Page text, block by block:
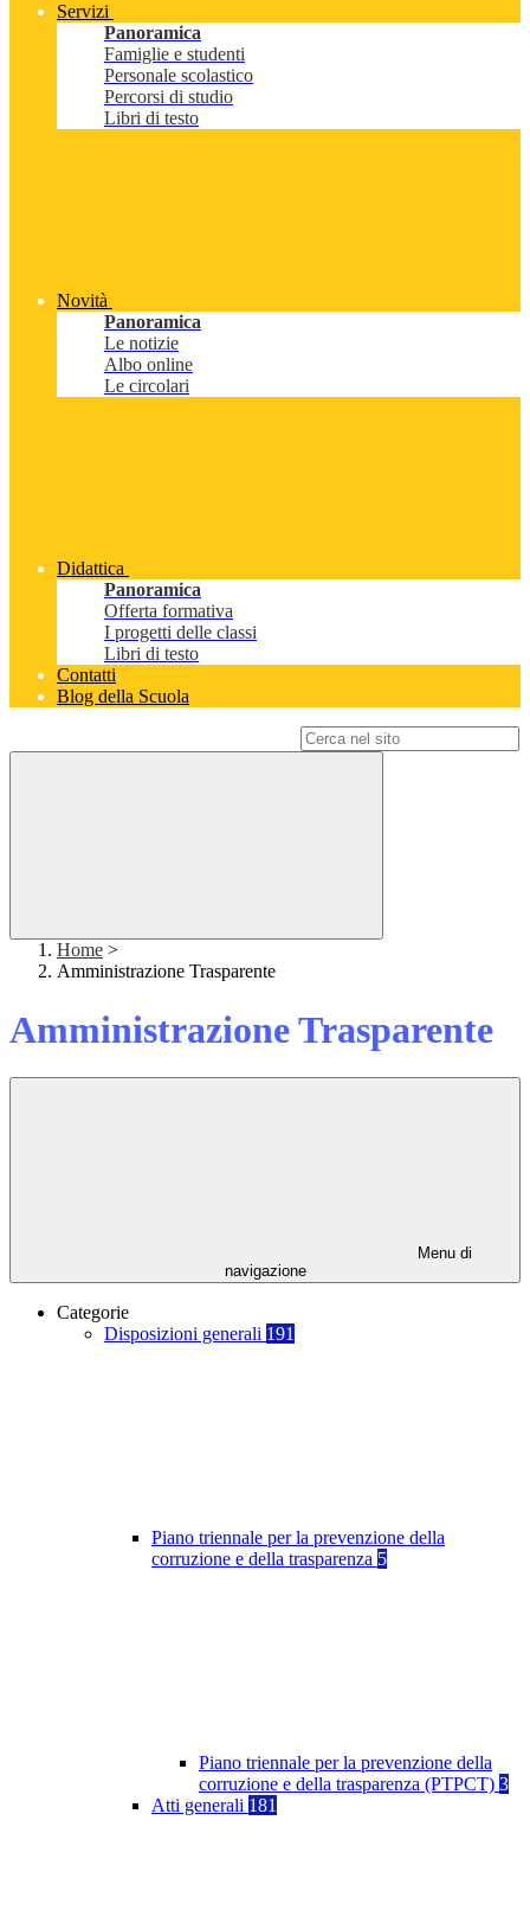
Servizi
Panoramica
Famiglie e studenti
Personale scolastico
Percorsi di studio
Libri di testo
Novità
Panoramica
Le notizie
Albo online
Le circolari
Didattica
Panoramica
Offerta formativa
I progetti delle classi
Libri di testo
Contatti
Blog della Scuola
Home >
Amministrazione Trasparente
Amministrazione Trasparente
Menu di
navigazione
Categorie
Disposizioni generali 191
Piano triennale per la prevenzione della
corruzione e della trasparenza 5
Piano triennale per la prevenzione della
corruzione e della trasparenza (PTPCT) 3
Atti generali 181